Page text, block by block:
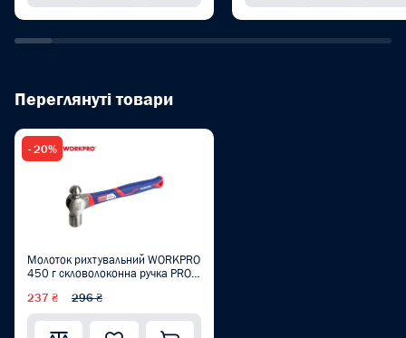
Переглянуті товари
- 20%
Молоток рихтувальний WORKPRO
450 г скловолоконна ручка PRO
237 ₴ 296 ₴